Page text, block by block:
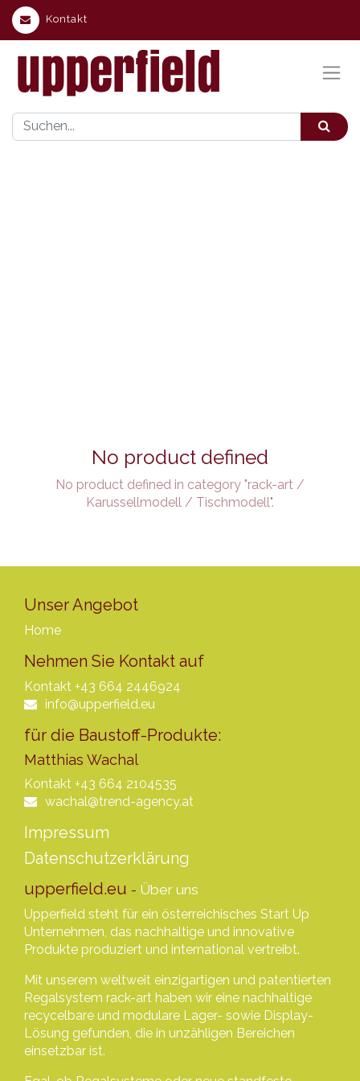
Kontakt
No product defined
No product defined in category "rack-art /
Karussellmodell / Tischmodell".
Unser Angebot
Home
Nehmen Sie Kontakt auf
Kontakt +43 664 2446924
info@upperfield.eu
für die Baustoff-Produkte:
Matthias Wachal
Kontakt +43 664 2104535
wachal@trend-agency.at
Impressum
Datenschutzerklärung
upperfield.eu - Über uns
Upperfield steht für ein österreichisches Start Up
Unternehmen, das nachhaltige und innovative
Produkte produziert und international vertreibt.
Mit unserem weltweit einzigartigen und patentierten
Regalsystem rack-art haben wir eine nachhaltige
recycelbare und modulare Lager- sowie Display-
Lösung gefunden, die in unzähligen Bereichen
einsetzbar ist.